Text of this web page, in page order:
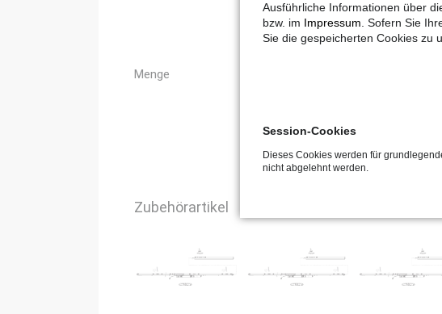
Menge
Zubehörartikel
Ausführliche Informationen über
bzw. im Impressum . Sofern Sie
Sie die gespeicherten Cookies zu
Session-Cookies
Dieses Cookies werden für
nicht abgelehnt werden.